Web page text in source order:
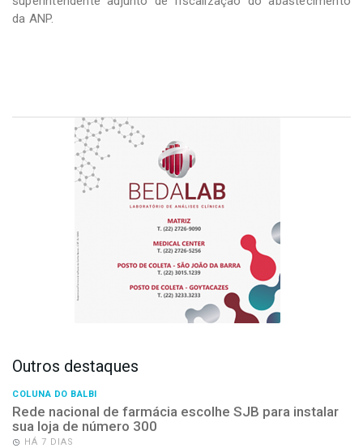
da ANP.
Outros destaques
COLUNA DO BALBI
Rede nacional de farmácia escolhe SJB para instalar
sua loja de número 300
HÁ 7 DIAS